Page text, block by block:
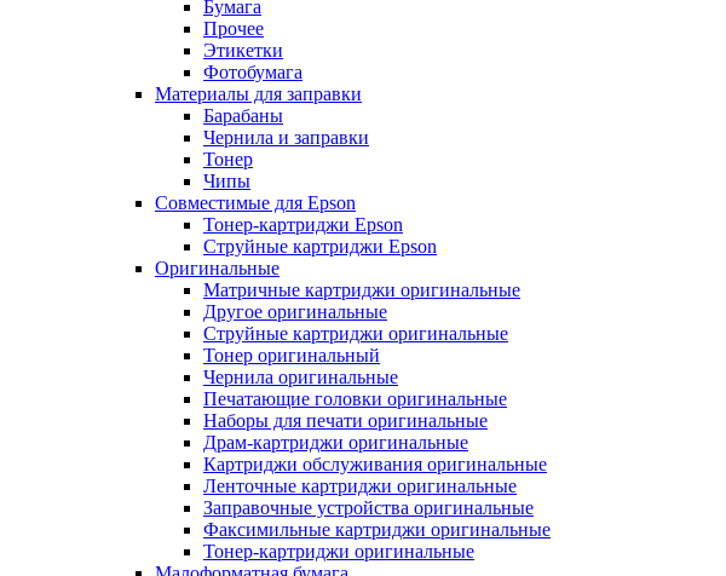
Бумага
Прочее
Этикетки
Фотобумага
Материалы для заправки
Барабаны
Чернила и заправки
Тонер
Чипы
Совместимые для Epson
Тонер-картриджи Epson
Струйные картриджи Epson
Оригинальные
Матричные картриджи оригинальные
Другое оригинальные
Струйные картриджи оригинальные
Тонер оригинальный
Чернила оригинальные
Печатающие головки оригинальные
Наборы для печати оригинальные
Драм-картриджи оригинальные
Картриджи обслуживания оригинальные
Ленточные картриджи оригинальные
Заправочные устройства оригинальные
Факсимильные картриджи оригинальные
Тонер-картриджи оригинальные